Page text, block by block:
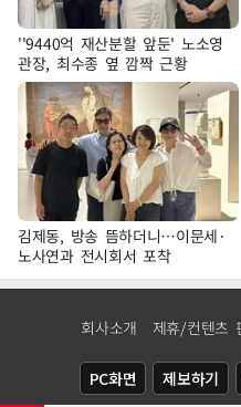
''9440억 재산분할 앞둔' 노소영
관장, 최수종 옆 깜짝 근황
김제동, 방송 뜸하더니…이문세·
노사연과 전시회서 포착
회사소개 제휴/컨텐츠
PC화면 제보하기